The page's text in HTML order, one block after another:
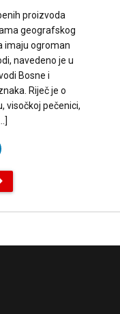
proizvoda
geografskog
imaju ogroman
navedeno je u
Bosne i
Riječ je o
visočkoj pečenici,